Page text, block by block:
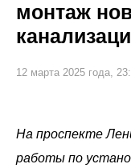
монтаж
12 марта 2025 года,
На проспекте
работы по